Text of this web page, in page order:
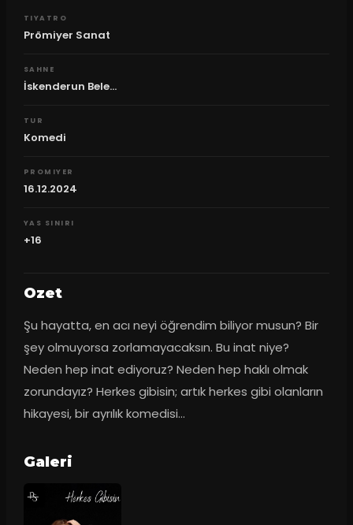
TIYATRO
Prömiyer Sanat
SAHNE
İskenderun Bele...
TUR
Komedi
PROMIYER
16.12.2024
YAS SINIRI
+16
Ozet
Şu hayatta, en acı neyi öğrendim biliyor musun? Bir
şey olmuyorsa zorlamayacaksın. Bu inat niye?
Neden hep inat ediyoruz? Neden hep haklı olmak
zorundayız? Herkes gibisin; artık herkes gibi olanların
hikayesi, bir ayrılık komedisi…
Galeri